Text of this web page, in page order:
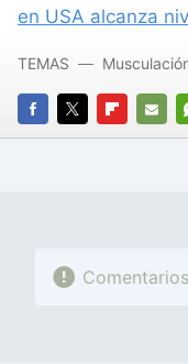
en USA alcanza
FACEBOOK
TWITTERFLIPBOARD
E-
TEMAS